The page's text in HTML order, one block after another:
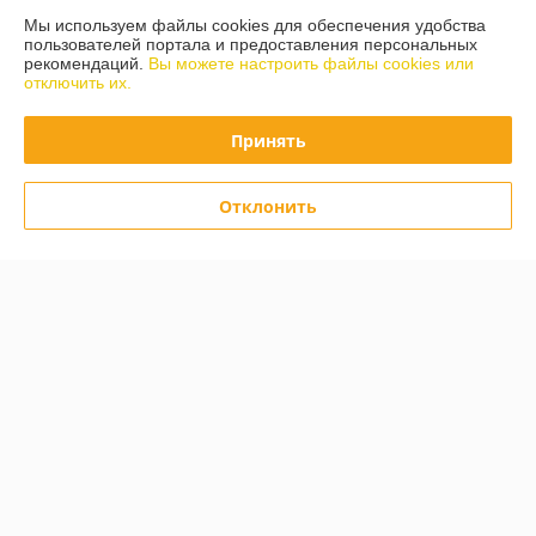
Доставка и оплата
График работы
Политика обработки cookies
Мы используем файлы cookies для обеспечения удобства
пользователей портала и предоставления персональных
рекомендаций. Вы можете настроить файлы cookies или
отключить их.
Принять
Отклонить